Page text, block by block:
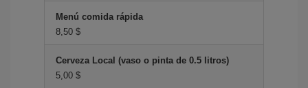
Menú comida rápida
8,50 $
Cerveza Local (vaso o pinta de 0.5 litros)
5,00 $